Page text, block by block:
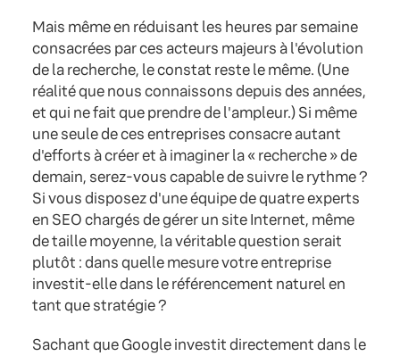
Mais même en réduisant les heures par semaine
consacrées par ces acteurs majeurs à l'évolution
de la recherche, le constat reste le même. (Une
réalité que nous connaissons depuis des années,
et qui ne fait que prendre de l'ampleur.) Si même
une seule de ces entreprises consacre autant
d'efforts à créer et à imaginer la « recherche » de
demain, serez-vous capable de suivre le rythme ?
Si vous disposez d'une équipe de quatre experts
en SEO chargés de gérer un site Internet, même
de taille moyenne, la véritable question serait
plutôt : dans quelle mesure votre entreprise
investit-elle dans le référencement naturel en
tant que stratégie ?
Sachant que Google investit directement dans le